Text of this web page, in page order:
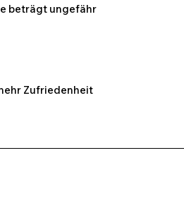
beträgt ungefähr
Zufriedenheit